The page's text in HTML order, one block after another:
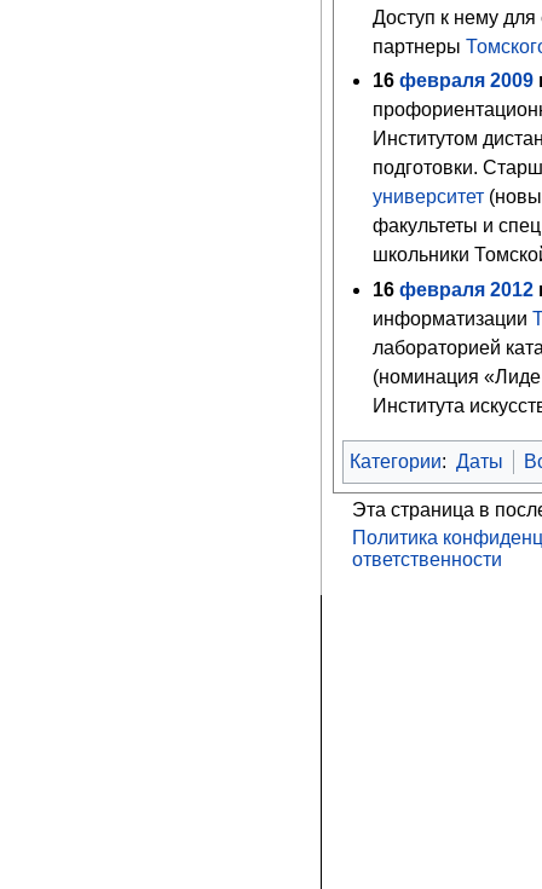
Доступ к нему для
партнеры
16 февраля 2009
Институтом
подготовки.
университет
факультеты и
школьники
16 февраля 2012
информатизации
лабораторией
(номинация
Института
Категории: Даты
Эта страница в
Политика
ответственности